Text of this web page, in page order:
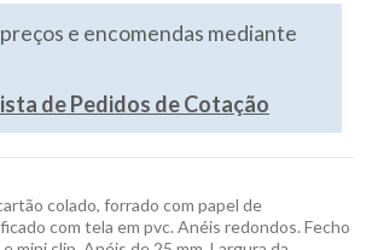
e encomendas mediante
de Pedidos de Cotação
colado, forrado com papel de
com tela em pvc. Anéis redondos. Fecho